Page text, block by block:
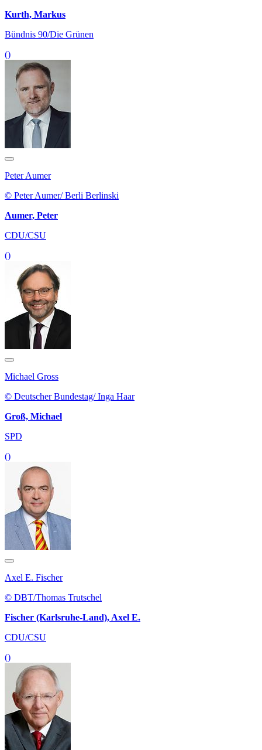
Kurth, Markus
Bündnis 90/Die Grünen
()
Peter Aumer
© Peter Aumer/ Berli Berlinski
Aumer, Peter
CDU/CSU
()
Michael Gross
© Deutscher Bundestag/ Inga Haar
Groß, Michael
SPD
()
Axel E. Fischer
© DBT/Thomas Trutschel
Fischer (Karlsruhe-Land), Axel E.
CDU/CSU
()